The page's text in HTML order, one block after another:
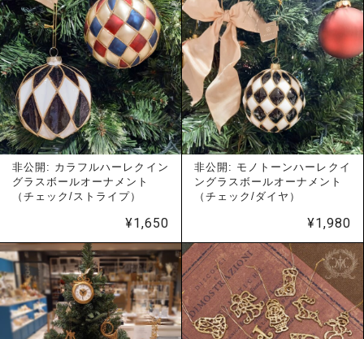
非公開: カラフルハーレクイン
グラスボールオーナメント
（チェック/ストライプ）
¥1,650
非公開: モノトーンハーレクイ
ングラスボールオーナメント
（チェック/ダイヤ）
¥1,980